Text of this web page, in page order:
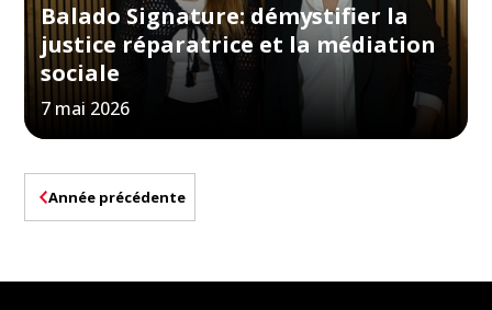
Balado Signature: démystifier la
justice réparatrice et la médiation
sociale
7 mai 2026
Année précédente